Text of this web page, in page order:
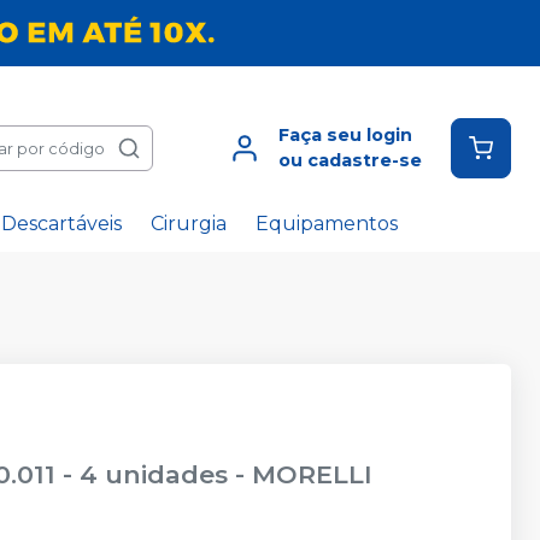
por código
Faça seu login
ou cadastre-se
Descartáveis Cirurgia Equipamentos
- 4 unidades - MORELLI